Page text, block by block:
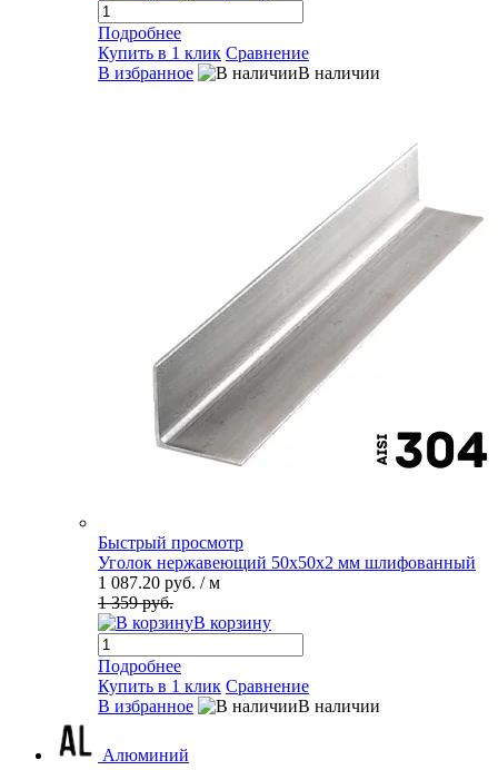
Подробнее
Купить в 1 клик Сравнение
В избранное
В наличии
Быстрый просмотр
Уголок нержавеющий 50х50х2 мм шлифованный
1 087.20 руб. / м
1 359 руб.
В корзину
Подробнее
Купить в 1 клик Сравнение
В избранное
В наличии
Алюминий